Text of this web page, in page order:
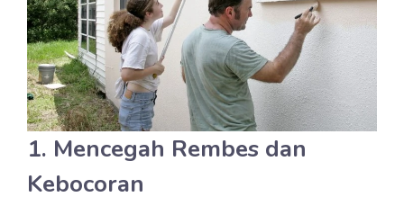
1. Mencegah Rembes dan
Kebocoran